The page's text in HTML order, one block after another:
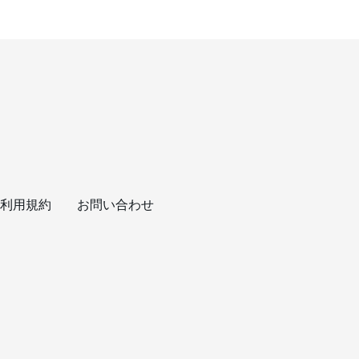
利用規約 お問い合わせ